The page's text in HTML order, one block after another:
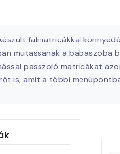
falmatricákkal
mutassanak a babaszoba
passzoló matricákat
is, amit a többi